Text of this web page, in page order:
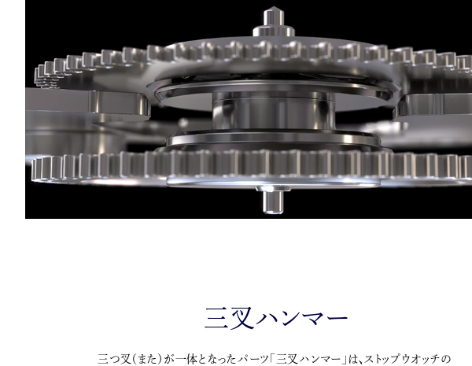
三叉ハンマー
三つ叉（また）が一体となったパーツ「三叉ハンマー」は、ストップウオッチの